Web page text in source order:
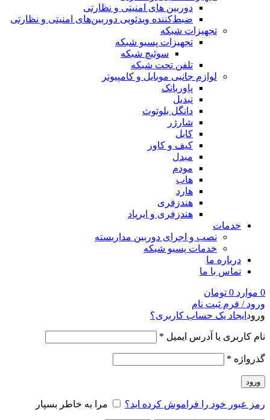
دوربین های امنیتی و نظارتی
ضبط‌کننده ویدئویی دوربین‌های امنیتی و نظارتی
تجهیزات شبکه
تجهیزات پسیو شبکه
سوئیچ‌ شبکه
تلفن تحت شبکه
لوازم جانبی موبایل و کامپیوتر
پاوربانک
تبدیل
دانگل بلوتوث
شارژر
کابل
کیف و کاور
مبدل
مودم
هاب
هارد
هندزفری
هندزفری و ایرپاد
خدمات
نصب و اجرای دوربین مداربسته
خدمات پسیو شبکه
درباره ما
تماس با ما
0 موارد 0 تومان
ورود / فرم ثبت نام
ورود ایجاد یک حساب کاربری؟
نام کاربری یا آدرس ایمیل *
گذرواژه *
ورود
رمز عبور خود را فراموش کرده اید؟ مرا به خاطر بسپار